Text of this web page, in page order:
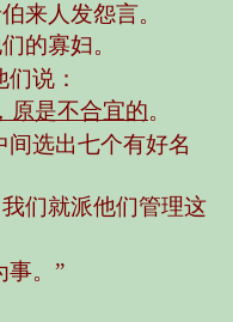
来人发怨言。
的寡妇。
说：
原是不合宜的。
间选出七个有好名
们就派他们管理这
事。”